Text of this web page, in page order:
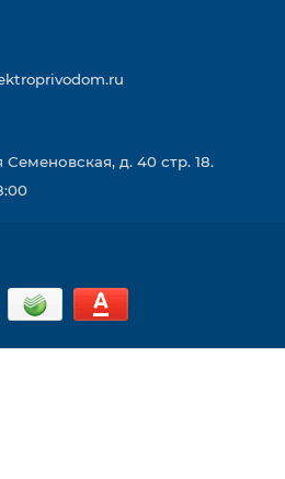
д. 40 стр. 18.